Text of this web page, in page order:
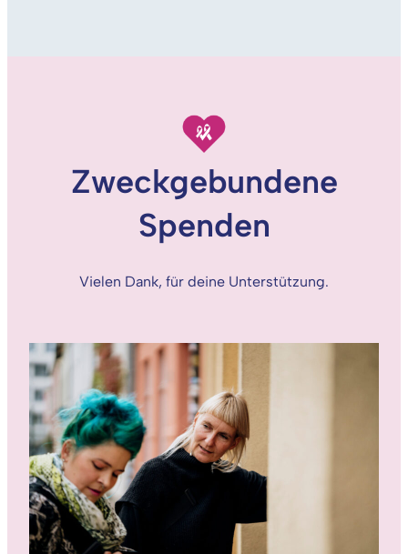
Zweckgebundene
Spenden
Vielen Dank, für deine Unterstützung.